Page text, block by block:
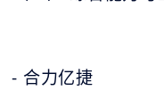
- 合力亿捷